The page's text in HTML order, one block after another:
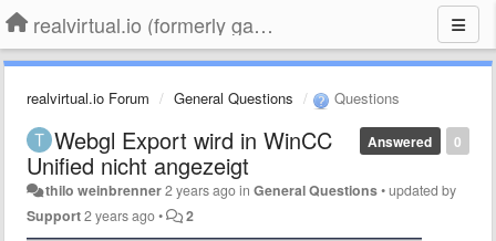
realvirtual.io (formerly game4automation)
realvirtual.io Forum General Questions Questions
0
Answered
Webgl Export wird in WinCC
Unified nicht angezeigt
thilo weinbrenner2 years agoinGeneral Questions•updated by
Support2 years ago• 2